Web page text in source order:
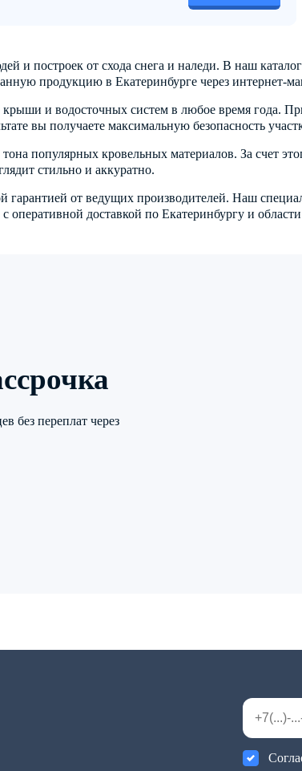
и построек от схода снега и наледи. В наш
продукцию в Екатеринбурге через интернет-
и водосточных систем в любое время года.
вы получаете максимальную безопасность
популярных кровельных материалов. За счет
стильно и аккуратно.
от ведущих производителей. Наш
доставкой по Екатеринбургу и
без переплат через